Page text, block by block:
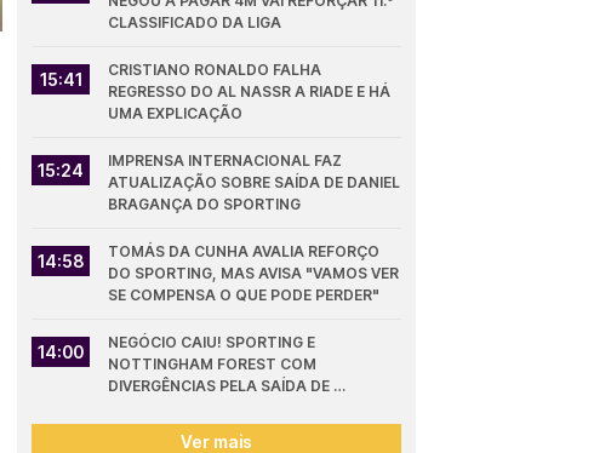
CLASSIFICADO DA LIGA
15:41
CRISTIANO RONALDO FALHA
REGRESSO DO AL NASSR A RIADE E HÁ
UMA EXPLICAÇÃO
15:24
IMPRENSA INTERNACIONAL FAZ
ATUALIZAÇÃO SOBRE SAÍDA DE DANIEL
BRAGANÇA DO SPORTING
14:58
TOMÁS DA CUNHA AVALIA REFORÇO
DO SPORTING, MAS AVISA "VAMOS VER
SE COMPENSA O QUE PODE PERDER"
14:00
NEGÓCIO CAIU! SPORTING E
NOTTINGHAM FOREST COM
DIVERGÊNCIAS PELA SAÍDA DE
Ver mais